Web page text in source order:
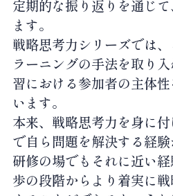
定期的な振り返りを通じ
ます。
戦略思考力シリーズでは
ラーニングの手法を取り
習における参加者の主体
います。
本来、戦略思考力を身に
で自ら問題を解決する経験
研修の場でもそれに近い
歩の段階からより着実に